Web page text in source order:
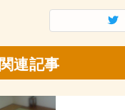
関連記事